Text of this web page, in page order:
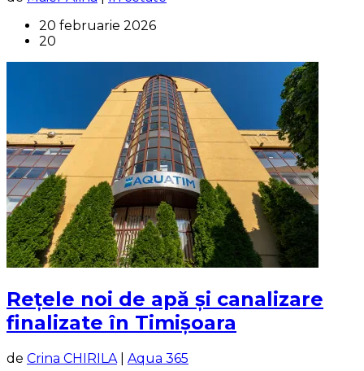
20 februarie 2026
20
Rețele noi de apă și canalizare
finalizate în Timișoara
de Crina CHIRILA| Aqua 365